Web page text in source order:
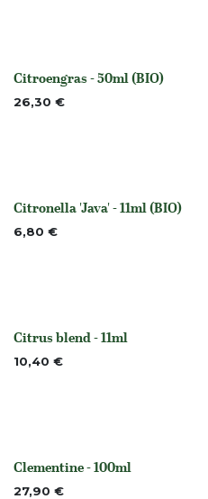
Niet op voorraad
Citroengras - 50ml (BIO)
26,30 €
None
Citronella 'Java' - 11ml (BIO)
6,80 €
None
Citrus blend - 11ml
10,40 €
None
Clementine - 100ml
27,90 €